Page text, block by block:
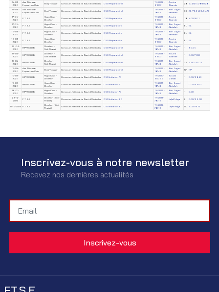
24-05-
2026
Ass. Alforssan
Equestrian Club
Borj Youssef Concours National de Saut d'obstacles CSO Préparatoire I
TN-2016-
91007
Aouina
Skander
28 4/42.21/4/8/30.28
24-05-
2026
Ass. Alforssan
Equestrian Club
Borj Youssef Concours National de Saut d'obstacles CSO Préparatoire I
TN-2015-
18744
Ben Zayed
Abdallah
33 26/76.31/26/34.73
17-05-
2026
F.T.S.E
HippoClub –
Chorfech
Concours National de Saut d'Obstacles CSO Préparatoire
TN-2016-
91007
Aouina
Skander
18 4.00/46.1
17-05-
2026
F.T.S.E
HippoClub –
Chorfech
Concours National de Saut d'Obstacles CSO Préparatoire
TN-2015-
18744
Ben Zayed
Abdallah
EL EL
16-05-
2026
F.T.S.E
HippoClub –
Chorfech
Concours National de Saut d'Obstacles CSO Préparatoire
TN-2015-
18744
Ben Zayed
Abdallah
EL EL
16-05-
2026
F.T.S.E
HippoClub –
Chorfech
Concours National de Saut d'Obstacles CSO Préparatoire
TN-2016-
91007
Aouina
Skander
EL EL
19-04-
2026
HIPPOCLUB
Chorfech –
Sidi Thabet
Concours National de Saut d'Obstacles CSO Préparatoire I
TN-2015-
18744
Ben Zayed
Abdallah
1 60.05
18-04-
2026
HIPPOCLUB
Chorfech –
Sidi Thabet
Concours National de Saut d'Obstacles CSO Préparatoire I
TN-2016-
91007
Aouina
Skander
1 0.00/71.00
18-04-
2026
HIPPOCLUB
Chorfech –
Sidi Thabet
Concours National de Saut d'Obstacles CSO Préparatoire I
TN-2015-
18744
Ben Zayed
Abdallah
31 9.00/95.76
12-04-
2026
Ass. Alforssan
Equestrian Club
Borj Youssef Concours National de Saut d'Obstacles CSO Préparatoire I
TN-2015-
18744
Ben Zayed
Abdallah
NP NP
17-01-
2026
HIPPOCLUB
HippoClub –
Chorfech
Concours National de Saut d'Obstacles CSO Initiation 70
TN-2010-
60065
Souda
Zaineb
1 0.00/58.40
17-01-
2026
HIPPOCLUB
HippoClub –
Chorfech
Concours National de Saut d'Obstacles CSO Initiation 70
TN-2015-
18744
Ben Zayed
Abdallah
1 0.00/54.00
16-01-
2026
HIPPOCLUB
HippoClub –
Chorfech
Concours National de Saut d'Obstacles CSO Initiation 70
TN-2015-
18744
Ben Zayed
Abdallah
1 0.00
29-12-
2024
F.T.S.E
Chorfech (Sidi-
Thabet)
Concours National de Saut d'Obstacles CSO Initiation 60
TN-2013-
78016
Jeljeli Maya 2 0.00/55.00
28-12-2024 F.T.S.E
Chorfech (Sidi-
Thabet)
Concours National de Saut d'Obstacles CSO Initiation 60
TN-2013-
78016
Jeljeli Maya NC 4.00/79.72
Inscrivez-vous à notre newsletter
Recevez nos dernières actualités